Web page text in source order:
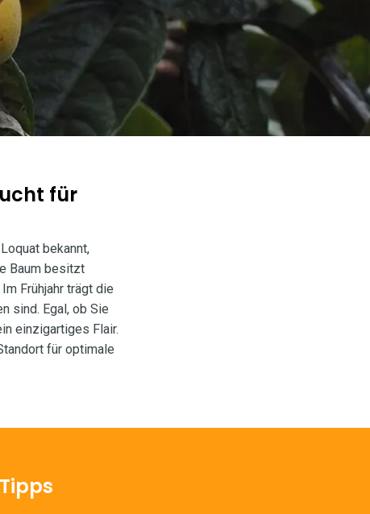
für
bekannt,
Baum besitzt
Frühjahr trägt die
sind. Egal, ob Sie
einzigartiges Flair.
für optimale